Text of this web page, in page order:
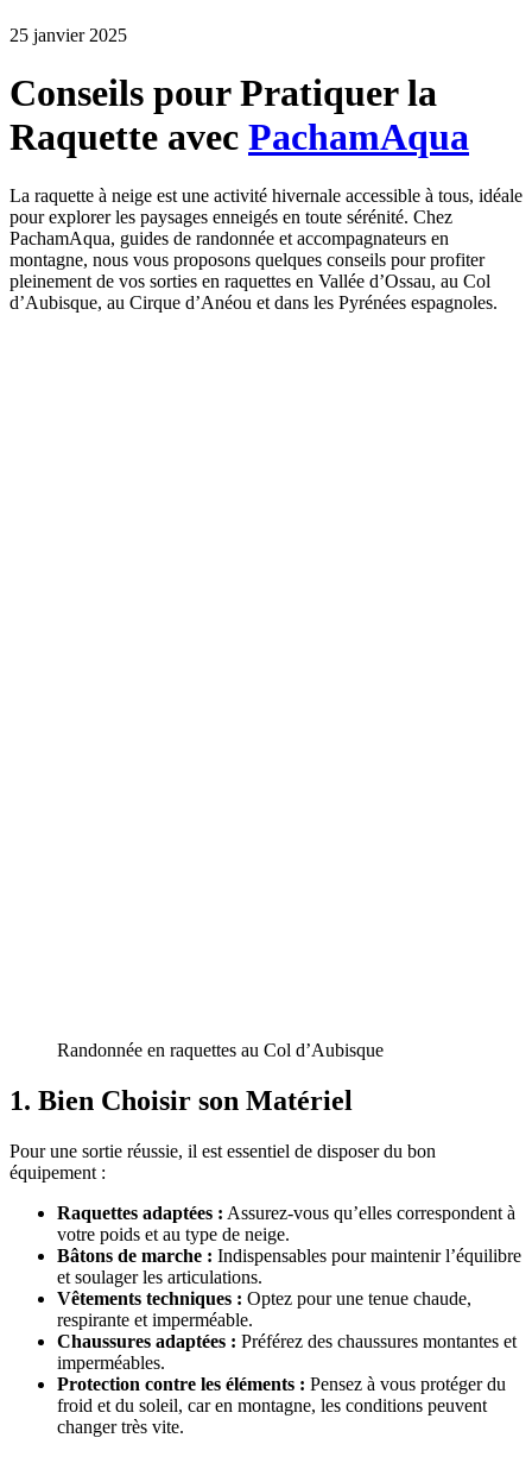
25 janvier 2025
Conseils pour Pratiquer la
Raquette avec PachamAqua
La raquette à neige est une activité hivernale accessible à tous, idéale
pour explorer les paysages enneigés en toute sérénité. Chez
PachamAqua, guides de randonnée et accompagnateurs en
montagne, nous vous proposons quelques conseils pour profiter
pleinement de vos sorties en raquettes en Vallée d’Ossau, au Col
d’Aubisque, au Cirque d’Anéou et dans les Pyrénées espagnoles.
Randonnée en raquettes au Col d’Aubisque
1. Bien Choisir son Matériel
Pour une sortie réussie, il est essentiel de disposer du bon
équipement :
Raquettes adaptées : Assurez-vous qu’elles correspondent à
votre poids et au type de neige.
Bâtons de marche : Indispensables pour maintenir l’équilibre
et soulager les articulations.
Vêtements techniques : Optez pour une tenue chaude,
respirante et imperméable.
Chaussures adaptées : Préférez des chaussures montantes et
imperméables.
Protection contre les éléments : Pensez à vous protéger du
froid et du soleil, car en montagne, les conditions peuvent
changer très vite.